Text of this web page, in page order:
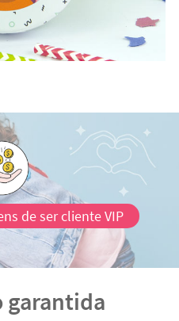
de ser cliente VIP
garantida